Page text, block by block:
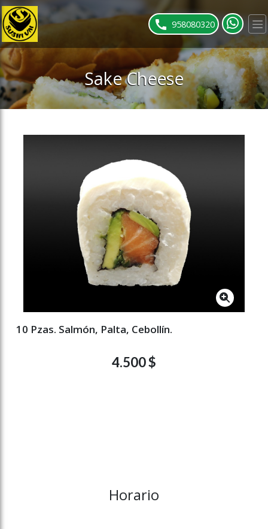
slideout menu. 958080320
Sake Cheese
10 Pzas. Salmón, Palta, Cebollín.
4.500 $
Horario